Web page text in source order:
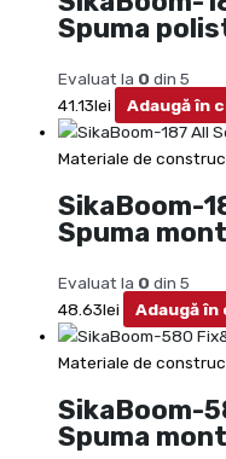
Spuma
Evaluat la 0 din 5
41.13lei Adaugă în
Materiale de
SikaBoom-
Spuma
Evaluat la 0 din 5
48.63lei Adaugă în
Materiale de
SikaBoom-
Spuma